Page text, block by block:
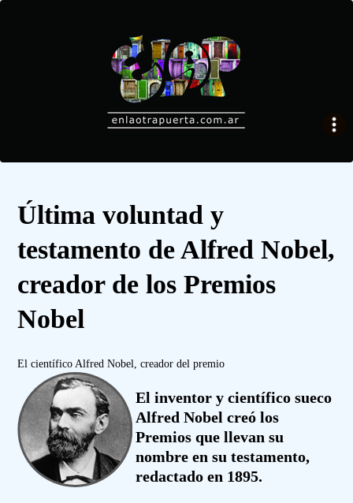
Última voluntad y
testamento de Alfred Nobel,
creador de los Premios
Nobel
El científico Alfred Nobel, creador del premio
El inventor y científico sueco
Alfred Nobel creó los
Premios que llevan su
nombre en su testamento,
redactado en 1895.